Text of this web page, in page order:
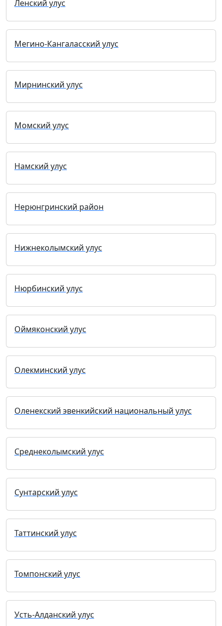
Ленский улус
Мегино-Кангаласский улус
Мирнинский улус
Момский улус
Намский улус
Нерюнгринский район
Нижнеколымский улус
Нюрбинский улус
Оймяконский улус
Олекминский улус
Оленекский эвенкийский национальный улус
Среднеколымский улус
Сунтарский улус
Таттинский улус
Томпонский улус
Усть-Алданский улус